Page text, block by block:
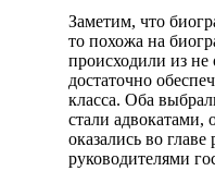
Заметим, что
то похожа на
происходили из не
достаточно
класса. Оба
стали адвокатами,
оказались во
руководителями